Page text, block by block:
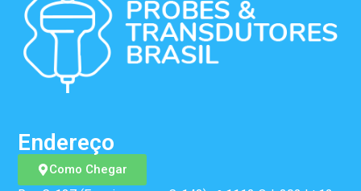
Como Chegar
Endereço